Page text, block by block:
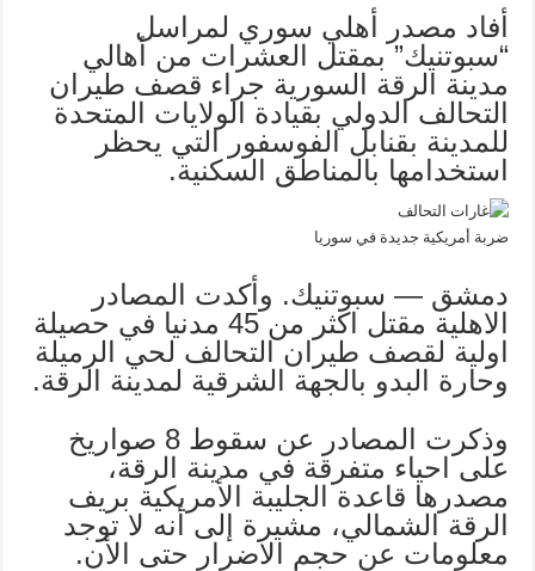
أفاد مصدر أهلي سوري لمراسل
“سبوتنيك” بمقتل العشرات من أهالي
مدينة الرقة السورية جراء قصف طيران
التحالف الدولي بقيادة الولايات المتحدة
للمدينة بقنابل الفوسفور التي يحظر
استخدامها بالمناطق السكنية.
ضربة أمريكية جديدة في سوريا
دمشق — سبوتنيك. وأكدت المصادر
الاهلية مقتل اكثر من 45 مدنيا في حصيلة
اولية لقصف طيران التحالف لحي الرميلة
وحارة البدو بالجهة الشرقية لمدينة الرقة.
وذكرت المصادر عن سقوط 8 صواريخ
على احياء متفرقة في مدينة الرقة،
مصدرها قاعدة الجليبة الأمريكية بريف
الرقة الشمالي، مشيرة إلى أنه لا توجد
معلومات عن حجم الاضرار حتى الأن.